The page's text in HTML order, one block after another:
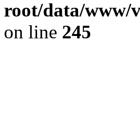
root/data/www/
on line 245